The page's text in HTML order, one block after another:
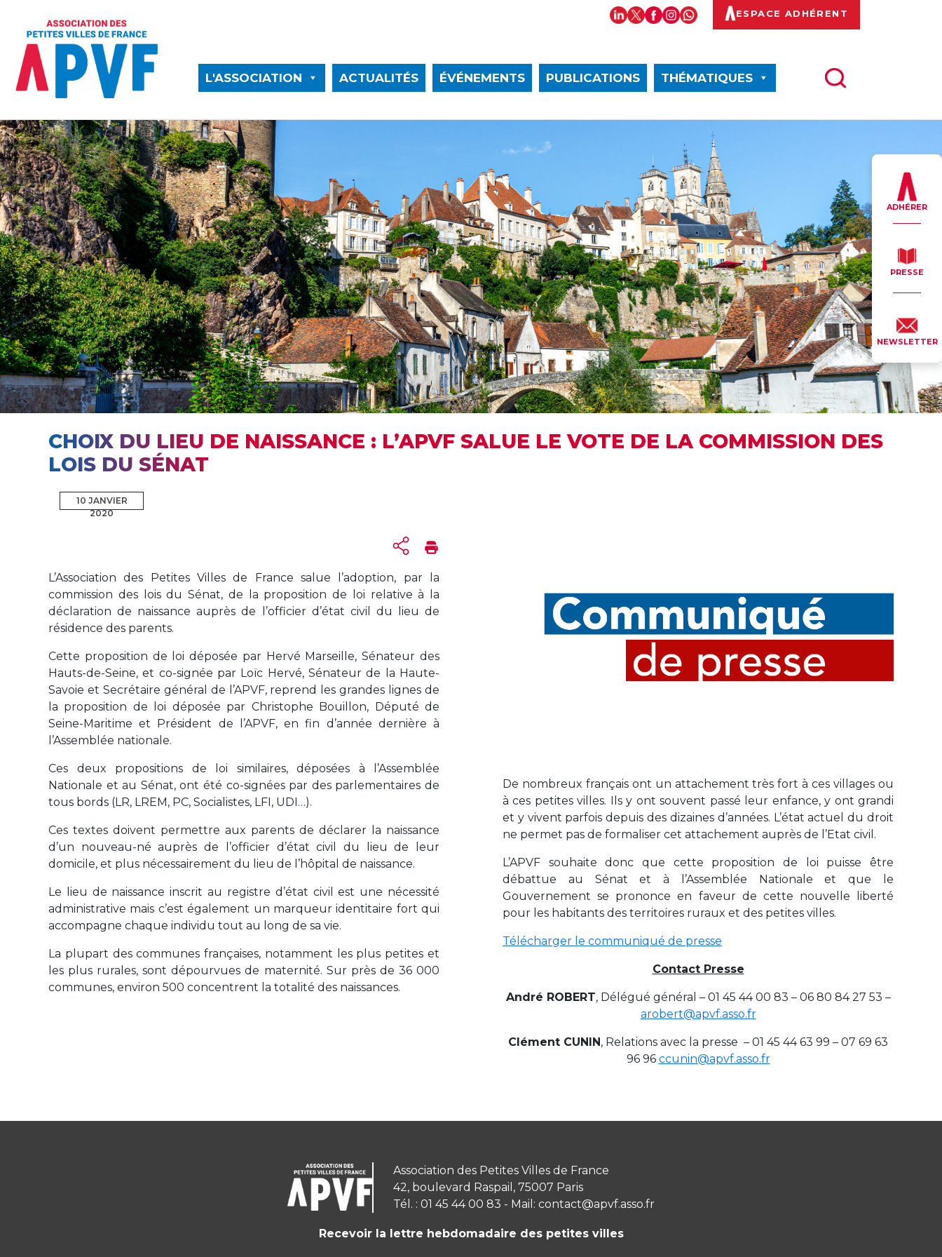
ESPACE ADHÉRENT
L'ASSOCIATION ACTUALITÉS ÉVÉNEMENTS PUBLICATIONS THÉMATIQUES
ADHÉRER
PRESSE
NEWSLETTER
CHOIX DU LIEU DE NAISSANCE : L’APVF SALUE LE VOTE DE LA COMMISSION DES
LOIS DU SÉNAT
10 JANVIER
2020
L’Association des Petites Villes de France salue l’adoption, par la
commission des lois du Sénat, de la proposition de loi relative à la
déclaration de naissance auprès de l’officier d’état civil du lieu de
résidence des parents.
Cette proposition de loi déposée par Hervé Marseille, Sénateur des
Hauts-de-Seine, et co-signée par Loïc Hervé, Sénateur de la Haute-
Savoie et Secrétaire général de l’APVF, reprend les grandes lignes de
la proposition de loi déposée par Christophe Bouillon, Député de
Seine-Maritime et Président de l’APVF, en fin d’année dernière à
l’Assemblée nationale.
Ces deux propositions de loi similaires, déposées à l’Assemblée
Nationale et au Sénat, ont été co-signées par des parlementaires de
tous bords (LR, LREM, PC, Socialistes, LFI, UDI…).
Ces textes doivent permettre aux parents de déclarer la naissance
d’un nouveau-né auprès de l’officier d’état civil du lieu de leur
domicile, et plus nécessairement du lieu de l’hôpital de naissance.
Le lieu de naissance inscrit au registre d’état civil est une nécessité
administrative mais c’est également un marqueur identitaire fort qui
accompagne chaque individu tout au long de sa vie.
La plupart des communes françaises, notamment les plus petites et
les plus rurales, sont dépourvues de maternité. Sur près de 36 000
communes, environ 500 concentrent la totalité des naissances.
De nombreux français ont un attachement très fort à ces villages ou
à ces petites villes. Ils y ont souvent passé leur enfance, y ont grandi
et y vivent parfois depuis des dizaines d’années. L’état actuel du droit
ne permet pas de formaliser cet attachement auprès de l’Etat civil.
L’APVF souhaite donc que cette proposition de loi puisse être
débattue au Sénat et à l’Assemblée Nationale et que le
Gouvernement se prononce en faveur de cette nouvelle liberté
pour les habitants des territoires ruraux et des petites villes.
Télécharger le communiqué de presse
Contact Presse
André ROBERT, Délégué général – 01 45 44 00 83 – 06 80 84 27 53 –
arobert@apvf.asso.fr
Clément CUNIN, Relations avec la presse – 01 45 44 63 99 – 07 69 63
96 96 ccunin@apvf.asso.fr
Association des Petites Villes de France
42, boulevard Raspail, 75007 Paris
Tél. : 01 45 44 00 83 - Mail: contact@apvf.asso.fr
Recevoir la lettre hebdomadaire des petites villes